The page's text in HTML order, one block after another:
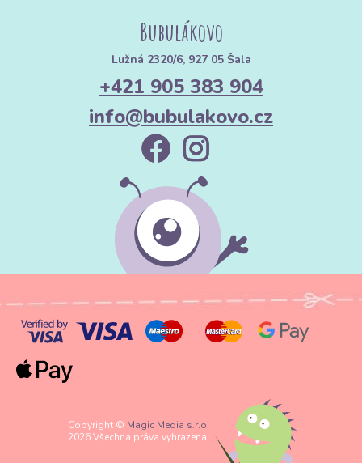
Bubulákovo
Lužná 2320/6, 927 05 Šala
+421 905 383 904
info@bubulakovo.cz
Copyright © Magic Media s.r.o.
2026 Všechna práva vyhrazena